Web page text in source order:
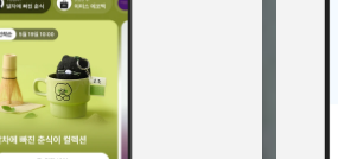
세상을 만드는
오 서비스